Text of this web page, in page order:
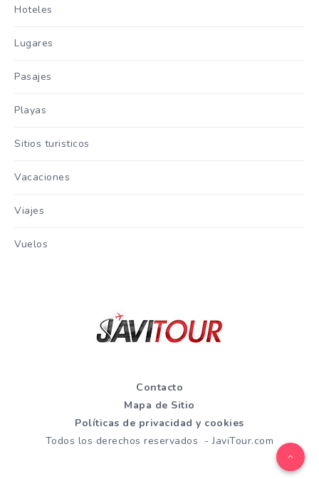
Hoteles
Lugares
Pasajes
Playas
Sitios turisticos
Vacaciones
Viajes
Vuelos
Contacto
Mapa de Sitio
Políticas de privacidad y cookies
Todos los derechos reservados - JaviTour.com